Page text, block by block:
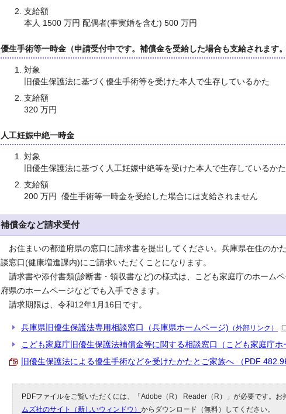
支給額
本人 1500 万円 配偶者(事実婚を含む) 500 万円
優生手術等一時金（申請受付中です。補償金を受給した場合も支給されます。
対象
旧優生保護法に基づく優生手術等を受けた本人で生存しているかた
支給額
320 万円
人工妊娠中絶一時金
対象
旧優生保護法に基づく人工妊娠中絶等を受けた本人で生存しているかた
支給額
200 万円 優生手術等一時金を受給した場合には支給されません
補償金など請求受付
お住まいの都道府県の窓口に請求書を提出してください。兵庫県在住のか
談窓口(健康増進課内)にご請求いただくことになります。
請求書や添付書類(診断書・領収書など)の様式は、こども家庭庁のホーム
府県のホームページなどでも入手できます。
請求期限は、令和12年1月16日です。
兵庫県旧優生保護法専用相談窓口（兵庫県ホームページ) （外部リンク）
こども家庭庁旧優生保護法補償金等に関する相談窓口（こども家庭庁ホ
旧優生保護法による優生手術などを受けたかたとご家族へ （PDF
PDFファイルをご覧いただくには、「Adobe（R） Reader（R）」が必要です。お
ムズ社のサイト（新しいウィンドウ） からダウンロード（無料）してください。